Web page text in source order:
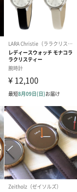
/ バンドカラー：チ
手のご住所に直接お
直接手渡しする場